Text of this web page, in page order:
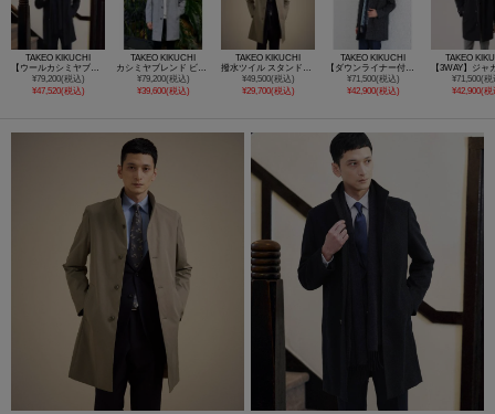
TAKEO KIKUCHI
¥79,200(税込)
¥47,520(税込)
TAKEO KIKUCHI
¥79,200(税込)
¥39,600(税込)
TAKEO KIKUCHI
¥49,500(税込)
¥29,700(税込)
TAKEO KIKUCHI
¥71,500(税込)
¥42,900(税込)
TAKEO
¥71,500(税
¥42,900(税